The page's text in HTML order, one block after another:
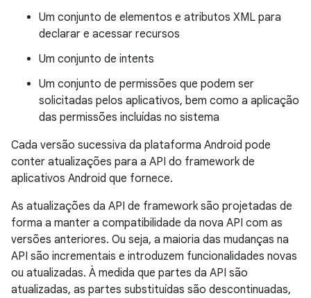
Um conjunto de elementos e atributos XML para
declarar e acessar recursos
Um conjunto de intents
Um conjunto de permissões que podem ser
solicitadas pelos aplicativos, bem como a aplicação
das permissões incluídas no sistema
Cada versão sucessiva da plataforma Android pode
conter atualizações para a API do framework de
aplicativos Android que fornece.
As atualizações da API de framework são projetadas de
forma a manter a compatibilidade da nova API com as
versões anteriores. Ou seja, a maioria das mudanças na
API são incrementais e introduzem funcionalidades novas
ou atualizadas. À medida que partes da API são
atualizadas, as partes substituídas são descontinuadas,